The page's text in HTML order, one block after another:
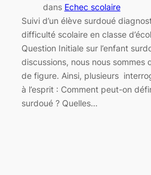
dans Echec scolaire
Suivi d’un élève surdoué
difficulté scolaire en classe
Question Initiale sur l’enfant
discussions, nous nous sommes
de figure. Ainsi, plusieurs
à l’esprit : Comment peut-on
surdoué ? Quelles…